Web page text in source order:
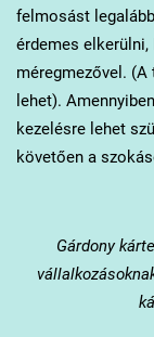
felmosást
érdemes
méregmezővel.
lehet).
kezelésre lehet
követően a
Gárdony